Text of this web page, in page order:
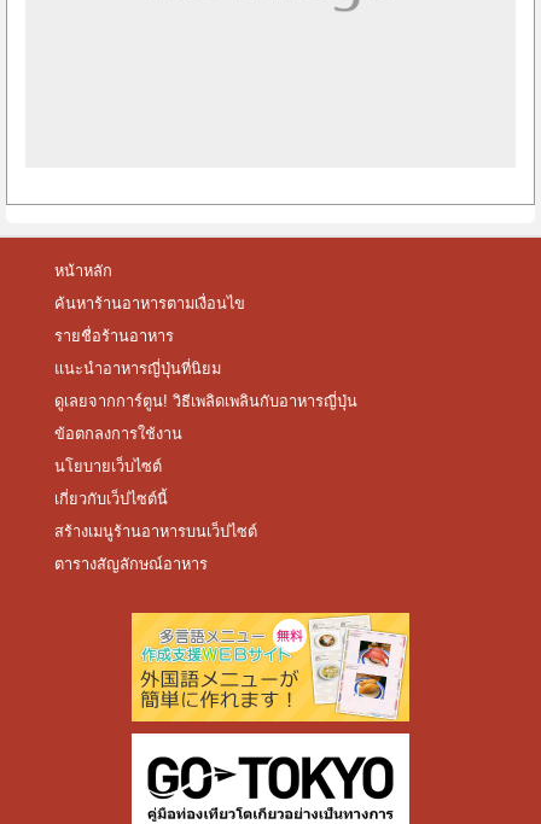
หน้าหลัก
ค้นหาร้านอาหารตามเงื่อนไข
รายชื่อร้านอาหาร
แนะนำอาหารญี่ปุ่นที่นิยม
ดูเลยจากการ์ตูน! วิธีเพลิดเพลินกับอาหารญี่ปุ่น
ข้อตกลงการใช้งาน
นโยบายเว็บไซต์
เกี่ยวกับเว็ปไซต์นี้
สร้างเมนูร้านอาหารบนเว็ปไซต์
ตารางสัญลักษณ์อาหาร